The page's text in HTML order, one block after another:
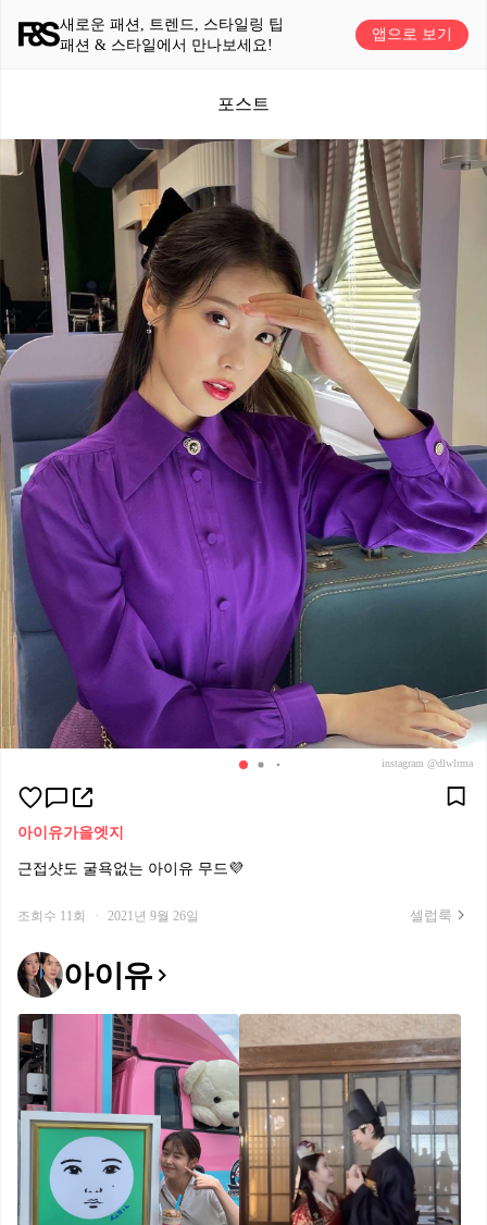
새로운 패션, 트렌드, 스타일링 팁
패션 & 스타일에서 만나보세요!
앱으로 보기
포스트
instagram @dlwlrma
아이유가을엣지
근접샷도 굴욕없는 아이유 무드💜
조회수 11회 · 2021년 9월 26일 셀럽룩
아이유